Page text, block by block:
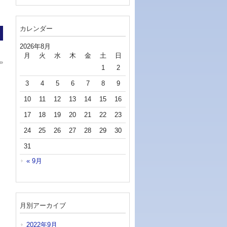
カレンダー
2026年8月
月 火 水 木 金 土
日
1
2
3 4 5 6 7 8 9
10 11 12 13 14 15 16
17 18 19 20 21 22 23
24 25 26 27 28 29 30
31
« 9月
月別アーカイブ
2022年9月